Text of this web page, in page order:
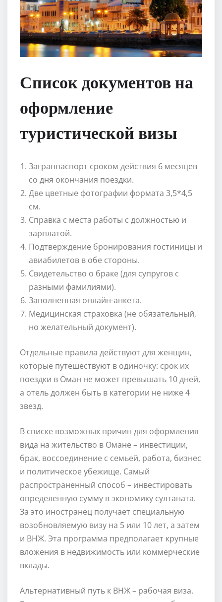
Список документов на
оформление
туристической визы
Загранпаспорт сроком действия 6 месяцев
со дня окончания поездки.
Две цветные фотографии формата 3,5*4,5
см.
Справка с места работы с должностью и
зарплатой.
Подтверждение бронирования гостиницы и
авиабилетов в обе стороны.
Свидетельство о браке (для супругов с
разными фамилиями).
Заполненная онлайн-анкета.
Медицинская страховка (не обязательный,
но желательный документ).
Отдельные правила действуют для женщин,
которые путешествуют в одиночку: срок их
поездки в Оман не может превышать 10 дней,
а отель должен быть в категории не ниже 4
звезд.
В списке возможных причин для оформления
вида на жительство в Омане – инвестиции,
брак, воссоединение с семьей, работа, бизнес
и политическое убежище. Самый
распространенный способ – инвестировать
определенную сумму в экономику султаната.
За это иностранец получает специальную
возобновляемую визу на 5 или 10 лет, а затем
и ВНЖ. Эта программа предполагает крупные
вложения в недвижимость или коммерческие
вклады.
Альтернативный путь к ВНЖ – рабочая виза.